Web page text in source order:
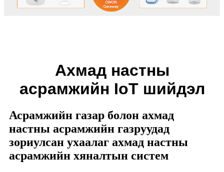
Ахмад настны
асрамжийн IoT шийдэл
Асрамжийн газар болон ахмад
настны асрамжийн газруудад
зориулсан ухаалаг ахмад настны
асрамжийн хяналтын систем